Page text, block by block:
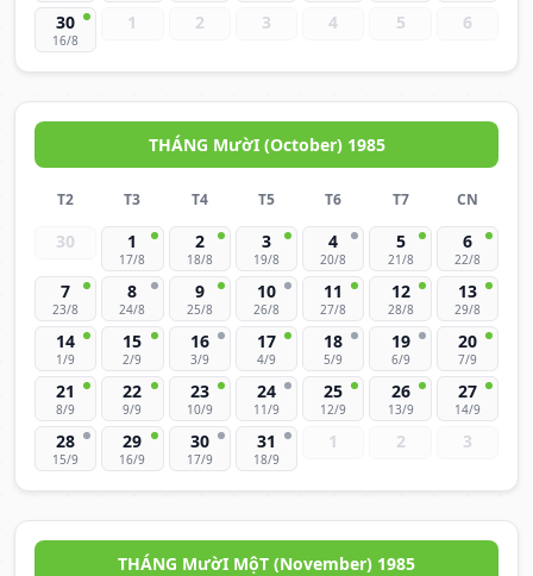
30
16/8
1 2 3 4 5 6
THÁNG MườI (October) 1985
T2 T3 T4 T5 T6 T7 CN
30 1
17/8
2
18/8
3
19/8
4
20/8
5
21/8
6
22/8
7
23/8
8
24/8
9
25/8
10
26/8
11
27/8
12
28/8
13
29/8
14
1/9
15
2/9
16
3/9
17
4/9
18
5/9
19
6/9
20
7/9
21
8/9
22
9/9
23
10/9
24
11/9
25
12/9
26
13/9
27
14/9
28
15/9
29
16/9
30
17/9
31
18/9
1 2 3
THÁNG MườI MộT (November) 1985